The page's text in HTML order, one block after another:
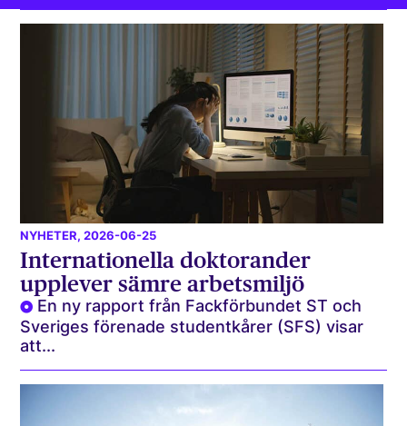
NYHETER, 2026-06-25
Internationella doktorander
upplever sämre arbetsmiljö
En ny rapport från Fackförbundet ST och
Sveriges förenade studentkårer (SFS) visar
att...